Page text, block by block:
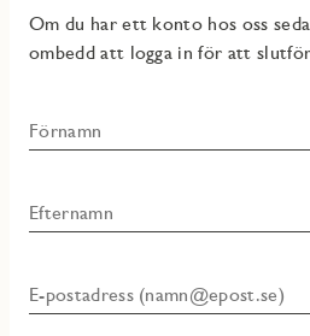
Om du har ett konto hos oss
ombedd att logga in för att
Förnamn
Efternamn
E-postadress (namn@epost.se)